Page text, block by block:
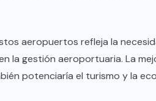
aeropuertos refleja la
la gestión aeroportuaria. La
potenciaría el turismo y la
MILAGRO BOHEMIO:
BANCARROTA
ABUSOS Y FALTA